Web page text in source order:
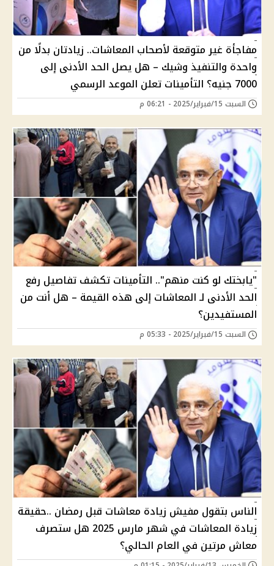
مفاجأة غير متوقعة لأصحاب المعاشات.. زيادتان بدلًا من
واحدة والتنفيذ وشيك – هل يصل الحد الأدنى إلى
7000 جنيه؟ التأمينات تعلن الموعد الرسمي
السبت 15/فبراير/2025 - 06:21 م
"يابختك لو كنت منهم".. التأمينات تكشف تفاصيل رفع
الحد الأدنى لـ المعاشات إلى هذه القيمة – هل أنت من
المستفيدين؟
السبت 15/فبراير/2025 - 05:33 م
الناس بتقول مفيش زيادة معاشات قبل رمضان ..حقيقة
زيادة المعاشات في شهر مارس 2025 هل ستصرف
معاش مرتين في العام الحالي؟